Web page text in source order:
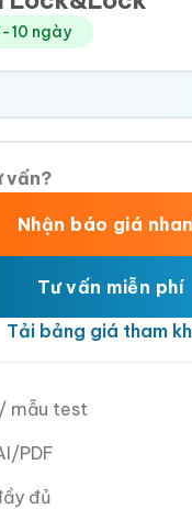
10 ngày
vấn?
Nhận báo giá
Tư vấn miễn phí
Tải bảng giá tham
mẫu test
PDF
đủ